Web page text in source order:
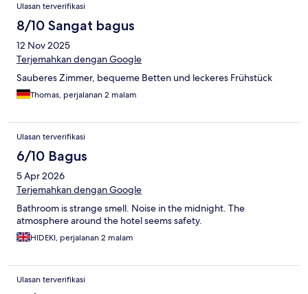
Ulasan terverifikasi
8/10 Sangat bagus
12 Nov 2025
Terjemahkan dengan Google
Sauberes Zimmer, bequeme Betten und leckeres Frühstück
Thomas, perjalanan 2 malam
Ulasan terverifikasi
6/10 Bagus
5 Apr 2026
Terjemahkan dengan Google
Bathroom is strange smell. Noise in the midnight. The
atmosphere around the hotel seems safety.
HIDEKI, perjalanan 2 malam
Ulasan terverifikasi